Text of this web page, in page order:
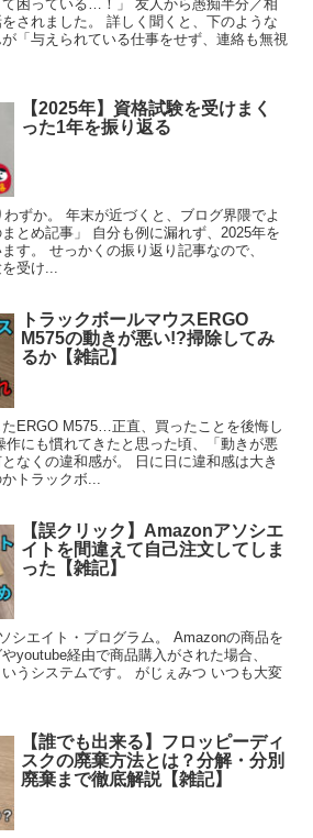
て困っている…！」 友人から愚痴半分／相
されました。 詳しく聞くと、下のような
「与えられている仕事をせず、連絡も無視
【2025年】資格試験を受けまく
った1年を振り返る
ずか。 年末が近づくと、ブログ界隈でよ
とめ記事」 自分も例に漏れず、2025年を
す。 せっかくの振り返り記事なので、
を受け...
トラックボールマウスERGO
M575の動きが悪い!?掃除してみ
るか【雑記】
ERGO M575…正直、買ったことを後悔し
作にも慣れてきたと思った頃、「動きが悪
なくの違和感が。 日に日に違和感は大き
トラックボ...
【誤クリック】Amazonアソシエ
イトを間違えて自己注文してしま
った【雑記】
シエイト・プログラム。 Amazonの商品を
youtube経由で商品購入がされた場合、
うシステムです。 がじぇみつ いつも大変
【誰でも出来る】フロッピーディ
スクの廃棄方法とは？分解・分別
廃棄まで徹底解説【雑記】